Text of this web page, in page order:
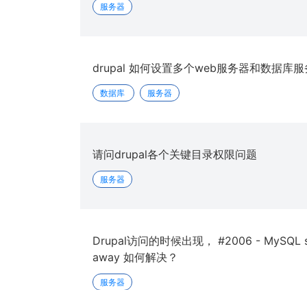
服务器
drupal 如何设置多个web服务器和数据库服
数据库 服务器
请问drupal各个关键目录权限问题
服务器
Drupal访问的时候出现， #2006 - MySQL
away 如何解决？
服务器